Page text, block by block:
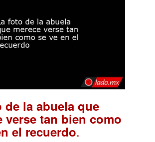
de la abuela que
verse tan bien como
el recuerdo.